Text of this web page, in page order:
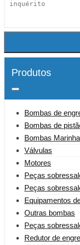
Produtos
Bombas de
Bombas de
Bombas
Válvulas
Motores
Peças
Peças
Equipamentos
Outras bombas
Peças
Redutor de